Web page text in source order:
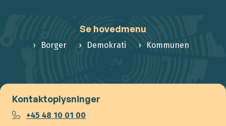
Se hovedmenu
Borger Demokrati Kommunen
Kontaktoplysninger
+45 48 10 01 00